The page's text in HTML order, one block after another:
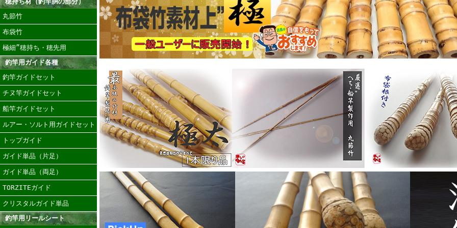
丸節竹
布袋竹
極細”穂持ち・穂先用
釣竿用ガイド各種
釣竿ガイドセット
チヌ竿ガイドセット
船竿ガイドセット
ルアー・ソルト用ガイドセット
トップガイド
ガイド単品（片足）
ガイド単品（両足）
TORZITEガイド
クリスタルガイド単品
釣竿用リールシート